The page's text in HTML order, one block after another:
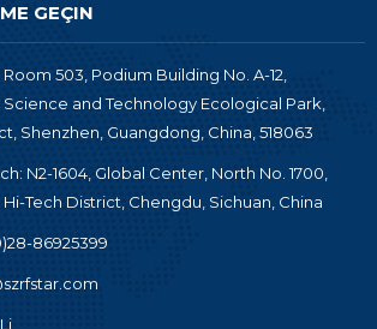
GEÇIN
503, Podium Building No. A-12,
and Technology Ecological Park,
Shenzhen, Guangdong, China, 518063
N2-1604, Global Center, North No. 1700,
Tech District, Chengdu, Sichuan, China
86925399